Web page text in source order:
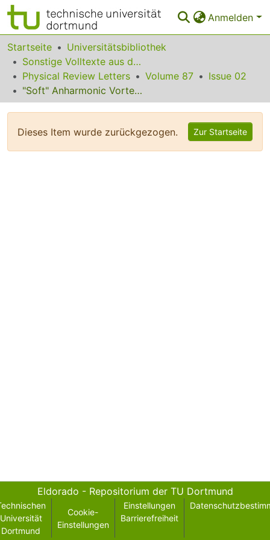
Anmelden
Bereiche & Sammlungen
Das gesamte Repositorium
Statistiken
Startseite
Universitätsbibliothek
Sonstige Volltexte aus dem Bibliotheksangebot
Physical Review Letters
Volume 87
Issue 02
"Soft" Anharmonic Vortex Glass in Ferromagnetic Superconductors
Dieses Item wurde zurückgezogen. Zur Startseite
Eldorado - Repositorium der TU Dortmund
Universität
Dortmund
Cookie-
Einstellungen
Einstellungen
Barrierefreiheit